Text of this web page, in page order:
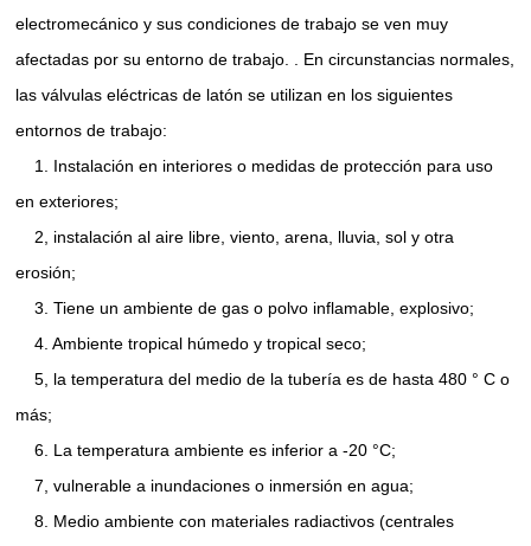
electromecánico y sus condiciones de trabajo se ven muy
afectadas por su entorno de trabajo. . En circunstancias normales,
las válvulas eléctricas de latón se utilizan en los siguientes
entornos de trabajo:
1. Instalación en interiores o medidas de protección para uso
en exteriores;
2, instalación al aire libre, viento, arena, lluvia, sol y otra
erosión;
3. Tiene un ambiente de gas o polvo inflamable, explosivo;
4. Ambiente tropical húmedo y tropical seco;
5, la temperatura del medio de la tubería es de hasta 480 ° C o
más;
6. La temperatura ambiente es inferior a -20 °C;
7, vulnerable a inundaciones o inmersión en agua;
8. Medio ambiente con materiales radiactivos (centrales